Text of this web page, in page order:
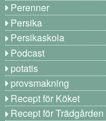
Perenner
Persika
Persikaskola
Podcast
potatis
provsmakning
Recept för Köket
Recept för Trädgården